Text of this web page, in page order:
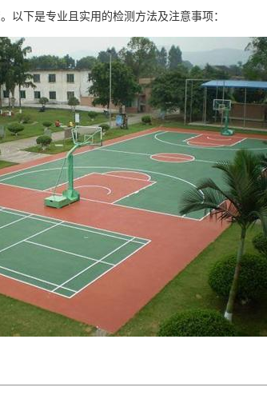
以下是专业且实用的检测方法及注意事项：